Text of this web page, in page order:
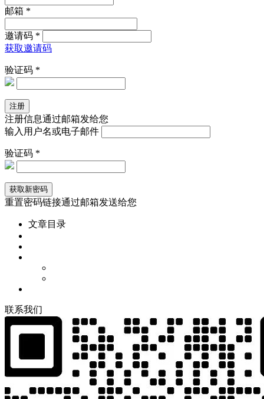
邮箱 *
邀请码 *
获取邀请码
验证码 *
注册信息通过邮箱发给您
输入用户名或电子邮件
验证码 *
重置密码链接通过邮箱发送给您
文章目录
联系我们